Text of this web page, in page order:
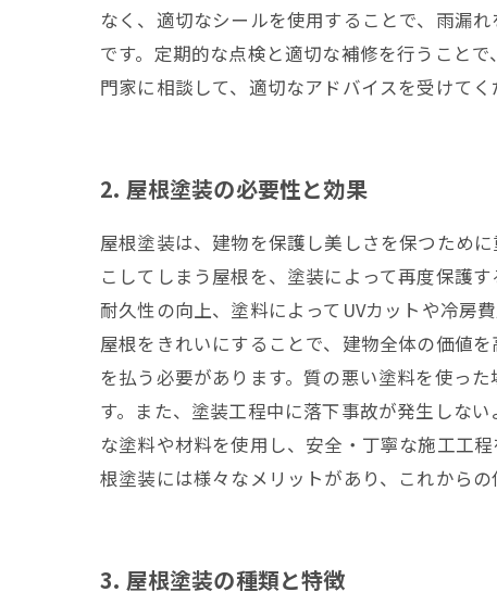
なく、適切なシールを使用することで、雨漏
です。定期的な点検と適切な補修を行うこと
門家に相談して、適切なアドバイスを受けてく
2. 屋根塗装の必要性と効果
屋根塗装は、建物を保護し美しさを保つため
こしてしまう屋根を、塗装によって再度保護
耐久性の向上、塗料によってUVカットや冷房
屋根をきれいにすることで、建物全体の価値
を払う必要があります。質の悪い塗料を使っ
す。また、塗装工程中に落下事故が発生しな
な塗料や材料を使用し、安全・丁寧な施工工
根塗装には様々なメリットがあり、これから
3. 屋根塗装の種類と特徴